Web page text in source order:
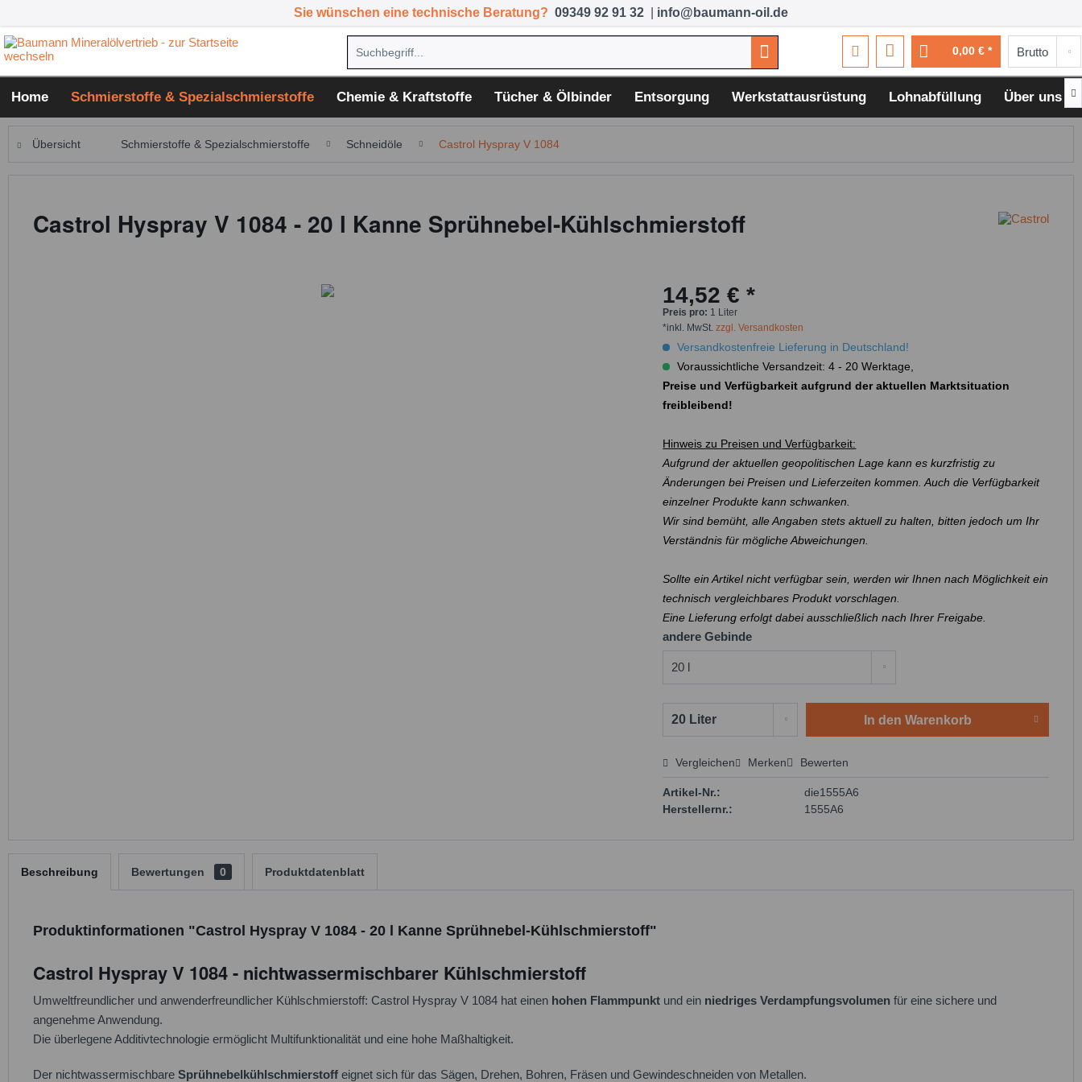
Sie wünschen eine technische Beratung? 09349 92 91 32 info@baumann-oil.de
0,00 € *
Home Schmierstoffe & Spezialschmierstoffe Chemie & Kraftstoffe Tücher & Ölbinder Entsorgung Werkstattausrüstung Lohnabfüllung Über uns 
Übersicht Schmierstoffe & Spezialschmierstoffe Schneidöle Castrol Hyspray V 1084
Castrol Hyspray V 1084 - 20 l Kanne Sprühnebel-Kühlschmierstoff
14,52 € *
Preis pro: 1 Liter
*inkl. MwSt.zzgl. Versandkosten
Versandkostenfreie Lieferung in Deutschland!
Voraussichtliche Versandzeit: 4 - 20 Werktage,
Preise und Verfügbarkeit aufgrund der aktuellen Marktsituation
freibleibend!
Hinweis zu Preisen und Verfügbarkeit:
Aufgrund der aktuellen geopolitischen Lage kann es kurzfristig zu
Änderungen bei Preisen und Lieferzeiten kommen. Auch die Verfügbarkeit
einzelner Produkte kann schwanken.
Wir sind bemüht, alle Angaben stets aktuell zu halten, bitten jedoch um Ihr
Verständnis für mögliche Abweichungen.
Sollte ein Artikel nicht verfügbar sein, werden wir Ihnen nach Möglichkeit ein
technisch vergleichbares Produkt vorschlagen.
Eine Lieferung erfolgt dabei ausschließlich nach Ihrer Freigabe.
andere Gebinde
In den Warenkorb
Preis anfragen
Vergleichen Merken Bewerten
Artikel-Nr.:
die1555A6
Herstellernr.:
1555A6
Beschreibung Bewertungen 0 Produktdatenblatt
Produktinformationen "Castrol Hyspray V 1084 - 20 l Kanne Sprühnebel-Kühlschmierstoff"
Castrol Hyspray V 1084 - nichtwassermischbarer Kühlschmierstoff
Umweltfreundlicher und anwenderfreundlicher Kühlschmierstoff: Castrol Hyspray V 1084 hat einen hohen Flammpunkt und ein niedriges Verdampfungsvolumen für eine sichere und
angenehme Anwendung.
Die überlegene Additivtechnologie ermöglicht Multifunktionalität und eine hohe Maßhaltigkeit.
Der nichtwassermischbare Sprühnebelkühlschmierstoff eignet sich für das Sägen, Drehen, Bohren, Fräsen und Gewindeschneiden von Metallen.